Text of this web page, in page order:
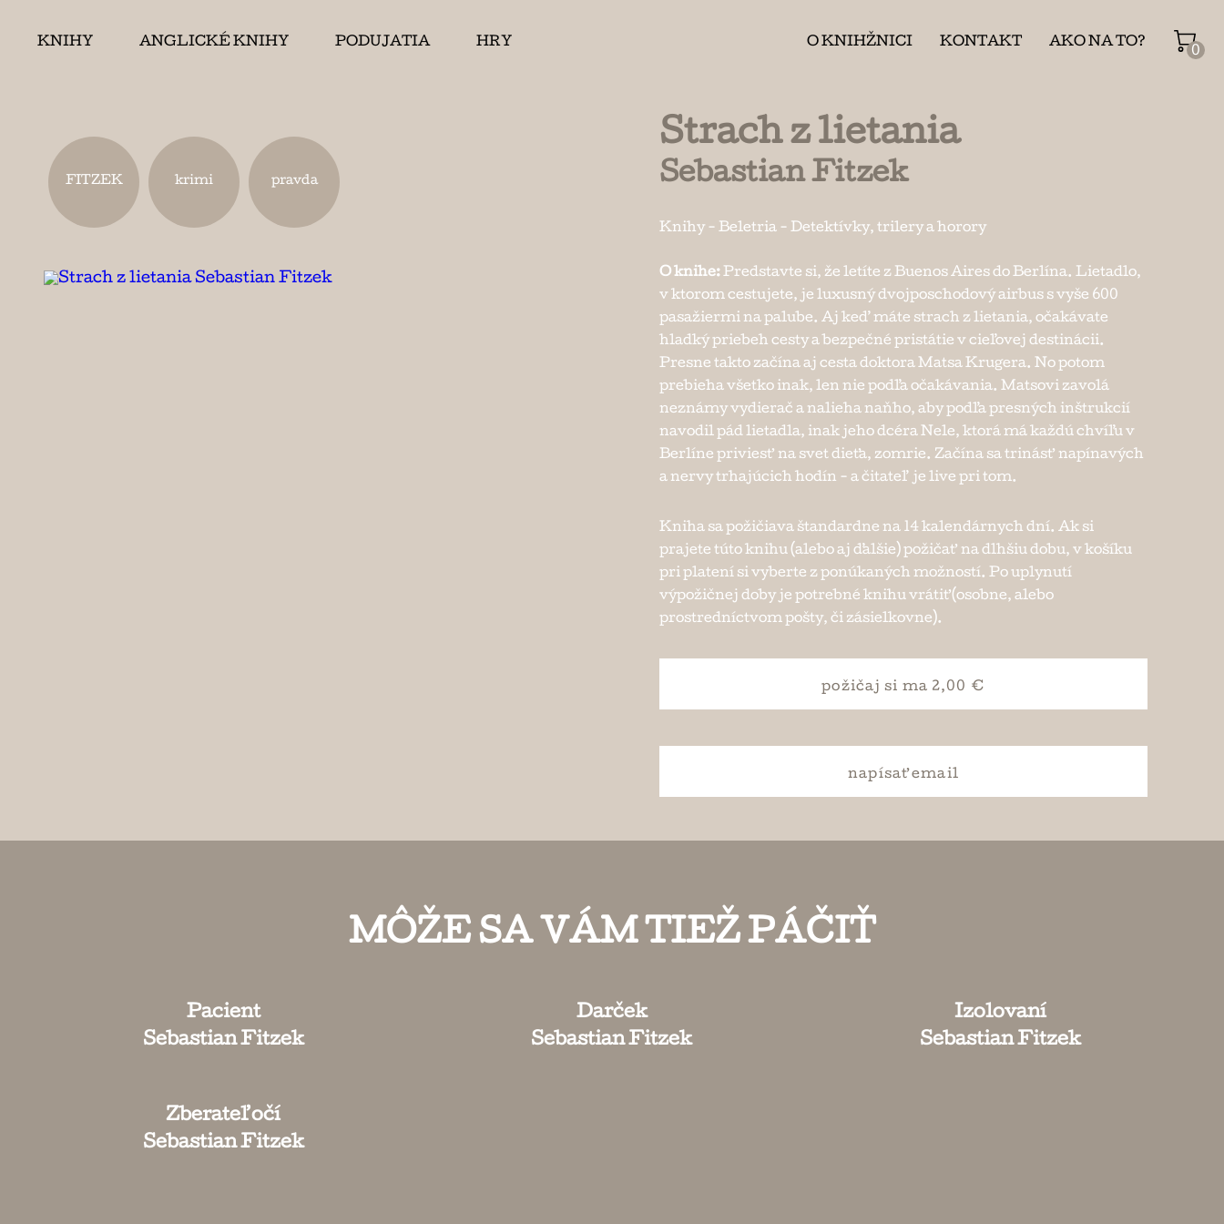
KNIHY ANGLICKÉ KNIHY PODUJATIA HRY O KNIHŽNICI KONTAKT AKO NA TO?
0
FITZEK krimi pravda
Strach z lietania
Sebastian Fitzek
Knihy - Beletria - Detektívky, trilery a horory
O knihe: Predstavte si, že letíte z Buenos Aires do Berlína. Lietadlo,
v ktorom cestujete, je luxusný dvojposchodový airbus s vyše 600
pasažiermi na palube. Aj keď máte strach z lietania, očakávate
hladký priebeh cesty a bezpečné pristátie v cieľovej destinácii.
Presne takto začína aj cesta doktora Matsa Krugera. No potom
prebieha všetko inak, len nie podľa očakávania. Matsovi zavolá
neznámy vydierač a nalieha naňho, aby podľa presných inštrukcií
navodil pád lietadla, inak jeho dcéra Nele, ktorá má každú chvíľu v
Berlíne priviesť na svet dieťa, zomrie. Začína sa trinásť napínavých
a nervy trhajúcich hodín - a čitateľ je live pri tom.
Kniha sa požičiava štandardne na 14 kalendárnych dní. Ak si
prajete túto knihu (alebo aj ďalšie) požičať na dlhšiu dobu, v košíku
pri platení si vyberte z ponúkaných možností. Po uplynutí
výpožičnej doby je potrebné knihu vrátiť (osobne, alebo
prostredníctvom pošty, či zásielkovne).
požičaj si ma 2,00 €
napísaťemail
MÔŽE SA VÁM TIEŽ PÁČIŤ
Pacient
Sebastian Fitzek
Darček
Sebastian Fitzek
Izolovaní
Sebastian Fitzek
Zberateľ očí
Sebastian Fitzek